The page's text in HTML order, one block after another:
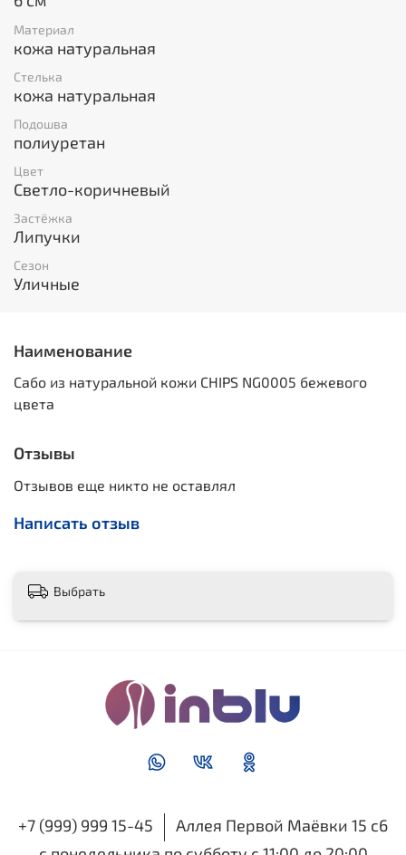
Материал
кожа натуральная
Стелька
кожа натуральная
Подошва
полиуретан
Цвет
Светло-коричневый
Застёжка
Липучки
Сезон
Уличные
Наименование
Сабо из натуральной кожи CHIPS NG0005 бежевого
цвета
Отзывы
Отзывов еще никто не оставлял
Написать отзыв
Выбрать
+7 (999) 999 15-45
Аллея Первой Маёвки 15 с6